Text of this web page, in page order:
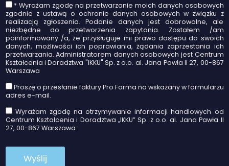
* Wyrażam zgodę na przetwarzanie moich danych osobowych
zgodnie z ustawą o ochronie danych osobowych w związku z
realizacją zgłoszenia. Podanie danych jest dobrowolne, ale
niezbędne do przetworzenia zapytania. Zostałem /am
poinformowany /a, że przysługuje mi prawo dostępu do swoich
danych, możliwości ich poprawiania, żądania zaprzestania ich
przetwarzania. Administratorem danych osobowych jest Centrum
Kształcenia i Doradztwa "IKKU" Sp. z o.o. al. Jana Pawła II 27, 00-867
Warszawa
Proszę o przesłanie faktury Pro Forma na wskazany w formularzu
adres e-mail.
Wyrażam zgodę na otrzymywanie informacji handlowych od
Centrum Kształcenia i Doradztwa „IKKU” Sp. z o.o. al. Jana Pawła II
27, 00-867 Warszawa.